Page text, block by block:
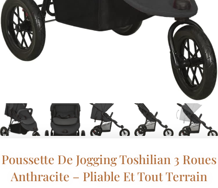
Poussette De Jogging Toshilian 3 Roues
Anthracite – Pliable Et Tout Terrain